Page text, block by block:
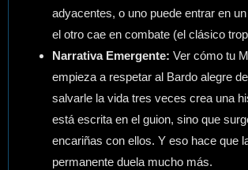
adyacentes, o uno puede entrar en
el otro cae en combate (el clásico
Narrativa Emergente: Ver cómo tu
empieza a respetar al Bardo alegre
salvarle la vida tres veces crea una
está escrita en el guion, sino que
encariñas con ellos. Y eso hace que
permanente duela mucho más.